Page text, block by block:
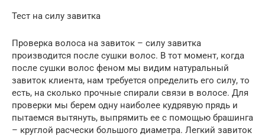
Тест на силу завитка
Проверка волоса на завиток – силу завитка
производится после сушки волос. В тот момент, когда
после сушки волос феном мы видим натуральный
завиток клиента, нам требуется определить его силу, то
есть, на сколько прочные спирали связи в волосе. Для
проверки мы берем одну наиболее кудрявую прядь и
пытаемся вытянуть, выпрямить ее с помощью брашинга
– круглой расчески большого диаметра. Легкий завиток